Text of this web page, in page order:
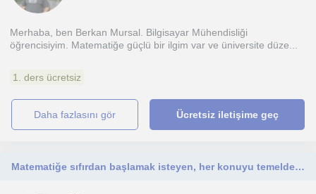
Merhaba, ben Berkan Mursal. Bilgisayar Mühendisliği
öğrencisiyim. Matematiğe güçlü bir ilgim var ve üniversite düze...
1. ders ücretsiz
daha fazlasını gör Ücretsiz iletişime geç
Matematiğe sıfırdan başlamak isteyen, her konuyu temelden anlamak isteyenler için uygun bir eğitim